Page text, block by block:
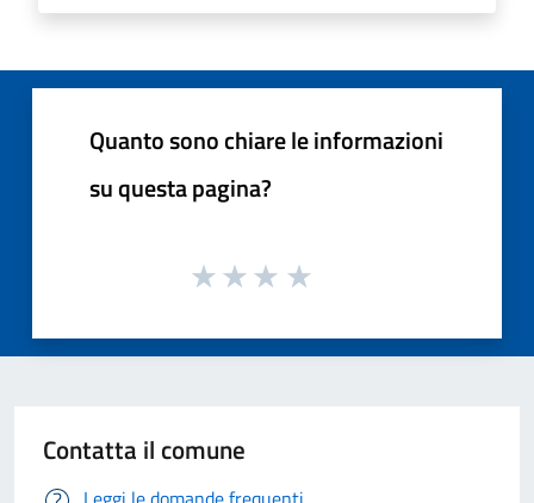
Quanto sono chiare le informazioni
su questa pagina?
Contatta il comune